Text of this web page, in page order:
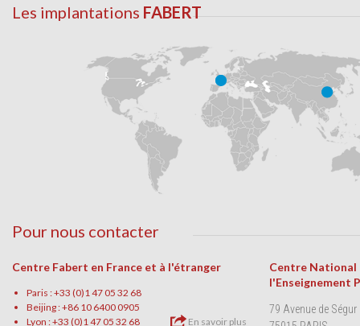
Les implantations FABERT
Pour nous contacter
Centre Fabert en France et à l'étranger
Paris : +33 (0)1 47 05 32 68
Beijing : +86 10 6400 0905
Lyon : +33 (0)1 47 05 32 68
En savoir plus
Centre National
l'Enseignement
79 Avenue de Ségur